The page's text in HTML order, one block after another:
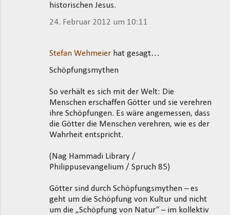
historischen Jesus.
24. Februar 2012 um 10:11
Stefan Wehmeier hat gesagt…
Schöpfungsmythen
So verhält es sich mit der Welt: Die
Menschen erschaffen Götter und sie verehren
ihre Schöpfungen. Es wäre angemessen, dass
die Götter die Menschen verehren, wie es der
Wahrheit entspricht.
(Nag Hammadi Library /
Philippusevangelium / Spruch 85)
Götter sind durch Schöpfungsmythen – es
geht um die Schöpfung von Kultur und nicht
um die „Schöpfung von Natur“ – im kollektiv